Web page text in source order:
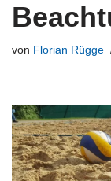
von Florian Rügge